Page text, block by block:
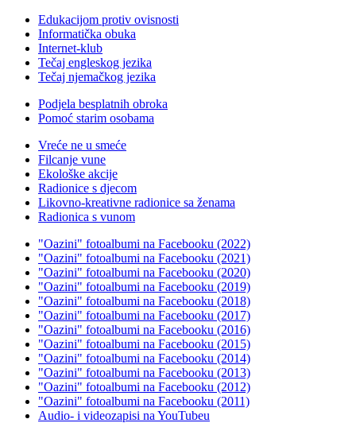
Edukacijom protiv ovisnosti
Informatička obuka
Internet-klub
Tečaj engleskog jezika
Tečaj njemačkog jezika
Podjela besplatnih obroka
Pomoć starim osobama
Vreće ne u smeće
Filcanje vune
Ekološke akcije
Radionice s djecom
Likovno-kreativne radionice sa ženama
Radionica s vunom
"Oazini" fotoalbumi na Facebooku (2022)
"Oazini" fotoalbumi na Facebooku (2021)
"Oazini" fotoalbumi na Facebooku (2020)
"Oazini" fotoalbumi na Facebooku (2019)
"Oazini" fotoalbumi na Facebooku (2018)
"Oazini" fotoalbumi na Facebooku (2017)
"Oazini" fotoalbumi na Facebooku (2016)
"Oazini" fotoalbumi na Facebooku (2015)
"Oazini" fotoalbumi na Facebooku (2014)
"Oazini" fotoalbumi na Facebooku (2013)
"Oazini" fotoalbumi na Facebooku (2012)
"Oazini" fotoalbumi na Facebooku (2011)
Audio- i videozapisi na YouTubeu